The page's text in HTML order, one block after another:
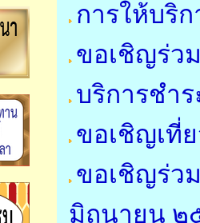
การให้บริ
ขอเชิญร่ว
บริการชำ
ขอเชิญเที่
ขอเชิญร่ว
มิถุนายน ๒